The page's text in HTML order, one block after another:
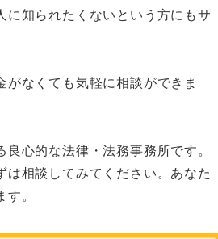
知られたくないという方にもサ
なくても気軽に相談ができま
心的な法律・法務事務所です。
は相談してみてください。あなた
。